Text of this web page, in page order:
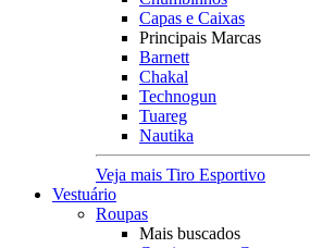
Capas e Caixas
Principais Marcas
Barnett
Chakal
Technogun
Tuareg
Nautika
Veja mais Tiro Esportivo
Vestuário
Roupas
Mais buscados